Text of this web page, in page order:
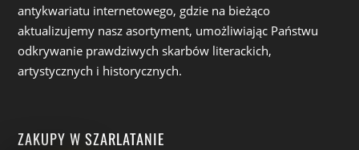
antykwariatu internetowego, gdzie na bieżąco
aktualizujemy nasz asortyment, umożliwiając Państwu
odkrywanie prawdziwych skarbów literackich,
artystycznych i historycznych.
ZAKUPY W SZARLATANIE